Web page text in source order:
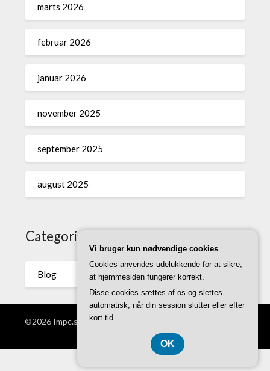
marts 2026
februar 2026
januar 2026
november 2025
september 2025
august 2025
Categories
Blog
©2026 Impc.se | WordPress Theme by
CVR DK 37 40 77 39
Vi bruger kun nødvendige cookies
Cookies anvendes udelukkende for at sikre,
at hjemmesiden fungerer korrekt.
Disse cookies sættes af os og slettes
automatisk, når din session slutter eller efter
kort tid.
OK